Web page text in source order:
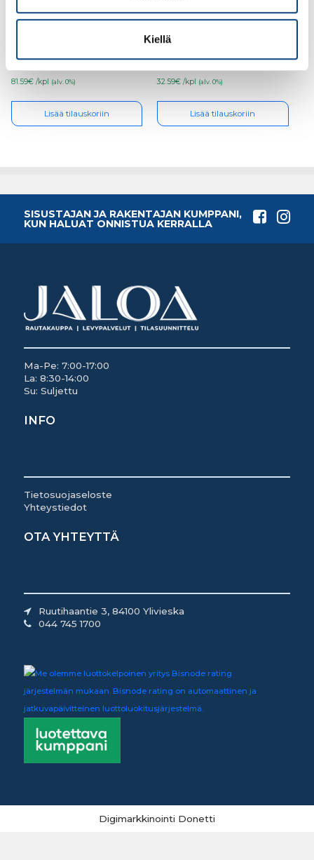
Kiellä
Teknos Ferrex Combi
2,7l ruosteenestomaali
81.59€ /kpl (alv. 0%)
Lisää tilauskoriin
Teknos Ferrex Combi
0,9l ruosteenestomaali
32.59€ /kpl (alv. 0%)
Lisää tilauskoriin
SISUSTAJAN JA RAKENTAJAN KUMPPANI,
KUN HALUAT ONNISTUA KERRALLA
Ma-Pe: 7:00-17:00
La: 8:30-14:00
Su: Suljettu
INFO
Tietosuojaseloste
Yhteystiedot
OTA YHTEYTTÄ
Ruutihaantie 3, 84100 Ylivieska
044 745 1700
Digimarkkinointi Donetti